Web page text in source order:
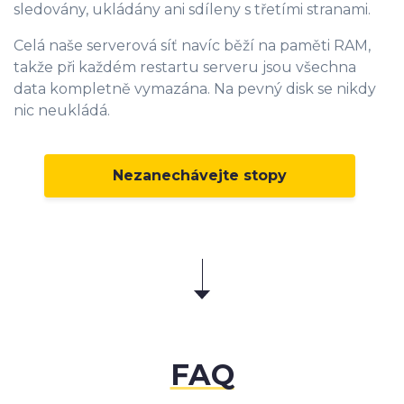
sledovány, ukládány ani sdíleny s třetími stranami.
Celá naše serverová síť navíc běží na paměti RAM,
takže při každém restartu serveru jsou všechna
data kompletně vymazána. Na pevný disk se nikdy
nic neukládá.
Nezanechávejte stopy
FAQ